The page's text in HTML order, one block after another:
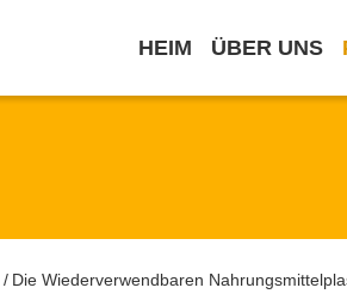
HEIM ÜBER UNS
/ Die Wiederverwendbaren